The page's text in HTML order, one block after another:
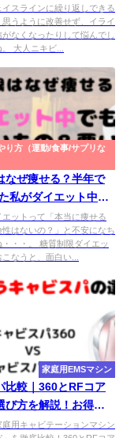
大人ニキビに効果は
コミを調査
イスラインに繰り返しできる
思うように改善せず、イライ
がなくなったりして悩んでし
大人ニキビ...
り方（運動/食事/サプリな
なぜ痩せる？半年で
私がダイエット中に
ものと悪いものを紹
シピもあり】
ットって「本当に痩せる
はないの？」と不安になち
・・。 糖質制限ダイエッ
なうと、面白い...
家庭用EMSマシン
比較｜360とRFコア
び方を解説！お得に
も
庭用キャビテーションマシン